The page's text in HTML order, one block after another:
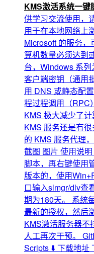
KMS激活系统一键
供学习交流使用，
用于在本地网络上
Microsoft 的服务
算机数量必须达到
台，Windows 系
客户端密钥（通用
用 DNS 或静态配
程过程调用（RPC
KMS 极大减少了
KMS 服务还是有
的 KMS 服务代理
截图 图片 使用说
脚本，再右键使用
版本的，使用
口输入slmgr/dlv查
期为180天。 系统
最新的授权，然后
KMS激活服务器不
人工再次干预。
Scripts ⬇️ 下载地址